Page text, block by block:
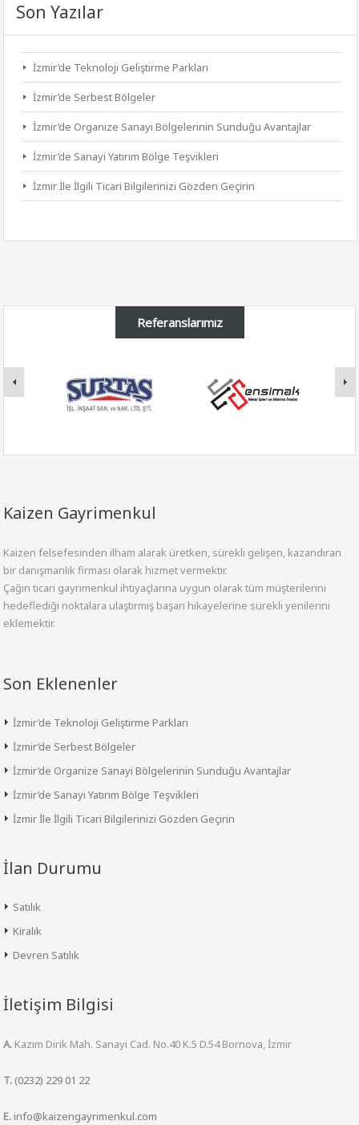
Son Yazılar
İzmir’de Teknoloji Geliştirme Parkları
İzmir’de Serbest Bölgeler
İzmir’de Organize Sanayi Bölgelerinin Sunduğu Avantajlar
İzmir’de Sanayi Yatırım Bölge Teşvikleri
İzmir İle İlgili Ticari Bilgilerinizi Gözden Geçirin
Referanslarımız
Kaizen Gayrimenkul
Kaizen felsefesinden ilham alarak üretken, sürekli gelişen, kazandıran
bir danışmanlık firması olarak hizmet vermektir.
Çağın ticari gayrimenkul ihtiyaçlarına uygun olarak tüm müşterilerini
hedeflediği noktalara ulaştırmış başarı hikayelerine sürekli yenilerini
eklemektir.
Son Eklenenler
İzmir’de Teknoloji Geliştirme Parkları
İzmir’de Serbest Bölgeler
İzmir’de Organize Sanayi Bölgelerinin Sunduğu Avantajlar
İzmir’de Sanayi Yatırım Bölge Teşvikleri
İzmir İle İlgili Ticari Bilgilerinizi Gözden Geçirin
İlan Durumu
Satılık
Kiralık
Devren Satılık
İletişim Bilgisi
A. Kazım Dirik Mah. Sanayi Cad. No.40 K.5 D.54 Bornova, İzmir
T. (0232) 229 01 22
E.info@kaizengayrimenkul.com